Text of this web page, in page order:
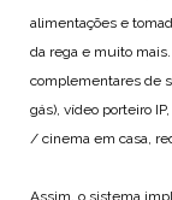
alimentações e
da rega e muito
complementares de
gás), vídeo porteiro
/ cinema em casa,